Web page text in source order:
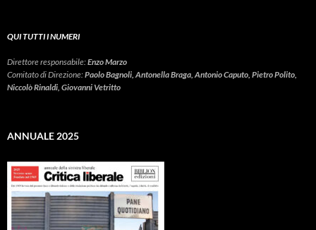
QUI TUTTI I NUMERI
Direttore responsabile:Enzo Marzo
Comitato di Direzione:Paolo Bagnoli, Antonella Braga, Antonio Caputo, Pietro Polito,
Niccolò Rinaldi, Giovanni Vetritto
ANNUALE 2025